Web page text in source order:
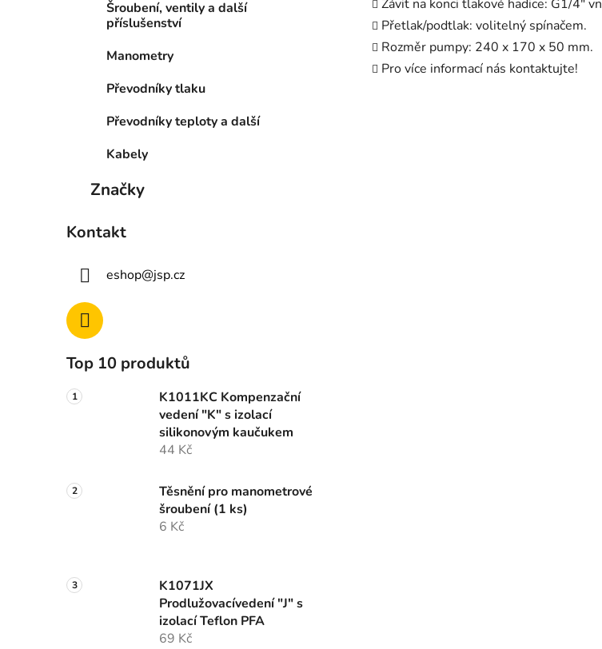
Šroubení, ventily a další
příslušenství
Manometry
Převodníky tlaku
Převodníky teploty a další
Kabely
Značky
Kontakt
eshop@jsp.cz
Top 10 produktů
K1011KC Kompenzační
vedení "K" s izolací
silikonovým kaučukem
44 Kč
Těsnění pro manometrové
šroubení (1 ks)
6 Kč
K1071JX
Prodlužovacívedení "J" s
izolací Teflon PFA
69 Kč
Závit na konci tlakové hadice: G1/4"
Přetlak/podtlak: volitelný spínačem.
Rozměr pumpy: 240 x 170 x 50 mm.
Pro více informací nás kontaktujte!